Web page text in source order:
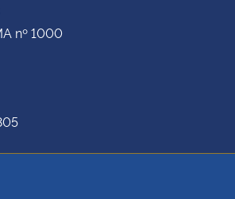
nº 1000